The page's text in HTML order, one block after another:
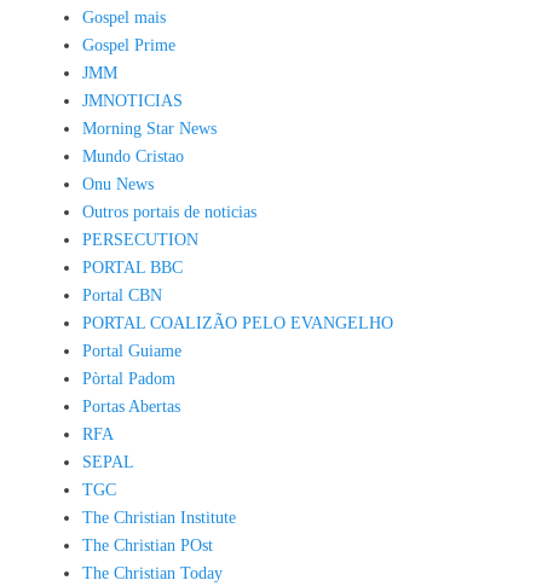
Gospel mais
Gospel Prime
JMM
JMNOTICIAS
Morning Star News
Mundo Cristao
Onu News
Outros portais de noticias
PERSECUTION
PORTAL BBC
Portal CBN
PORTAL COALIZÃO PELO EVANGELHO
Portal Guiame
Pòrtal Padom
Portas Abertas
RFA
SEPAL
TGC
The Christian Institute
The Christian POst
The Christian Today